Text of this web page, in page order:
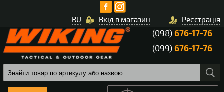
Вхід в магазин Реєстрація
RU
(098)676-17-76
(099)676-17-76